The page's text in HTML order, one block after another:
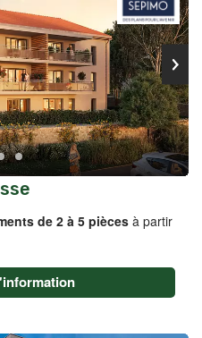
de 2 à 5 pièces à partir